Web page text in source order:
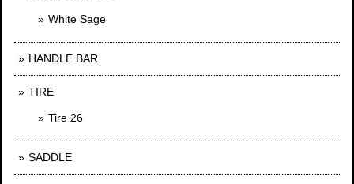
White Sage
HANDLE BAR
TIRE
Tire 26
SADDLE